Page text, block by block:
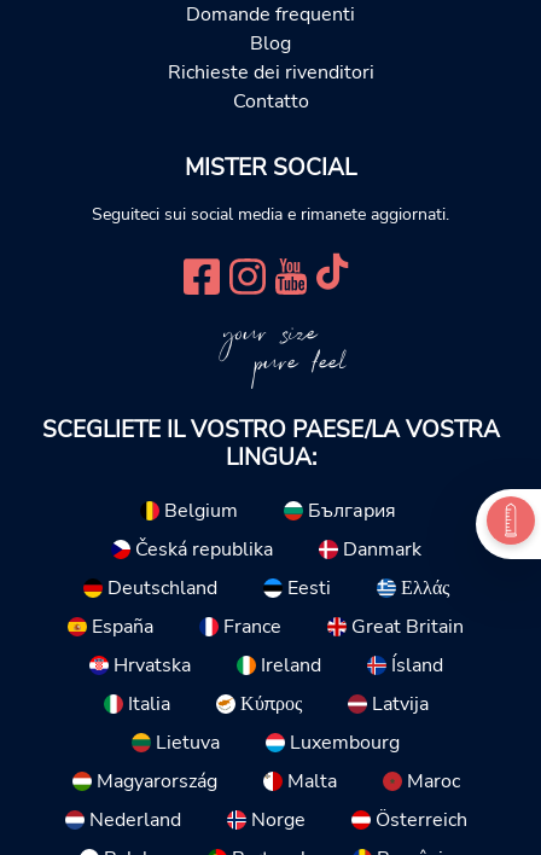
Domande frequenti
Blog
Richieste dei rivenditori
Contatto
MISTER SOCIAL
Seguiteci sui social media e rimanete aggiornati.
your size
pure feel
SCEGLIETE IL VOSTRO PAESE/LA VOSTRA
LINGUA:
Belgium
България
Česká republika
Danmark
Deutschland
Eesti
Ελλάς
España
France
Great Britain
Hrvatska
Ireland
Ísland
Italia
Κύπρος
Latvija
Lietuva
Luxembourg
Magyarország
Malta
Maroc
Nederland
Norge
Österreich